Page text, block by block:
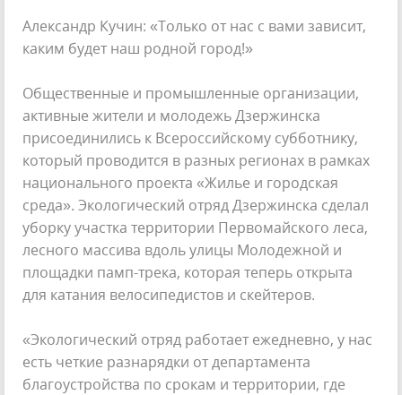
Александр Кучин: «Только от нас с вами зависит,
каким будет наш родной город!»
Общественные и промышленные организации,
активные жители и молодежь Дзержинска
присоединились к Всероссийскому субботнику,
который проводится в разных регионах в рамках
национального проекта «Жилье и городская
среда». Экологический отряд Дзержинска сделал
уборку участка территории Первомайского леса,
лесного массива вдоль улицы Молодежной и
площадки памп-трека, которая теперь открыта
для катания велосипедистов и скейтеров.
«Экологический отряд работает ежедневно, у нас
есть четкие разнарядки от департамента
благоустройства по срокам и территории, где